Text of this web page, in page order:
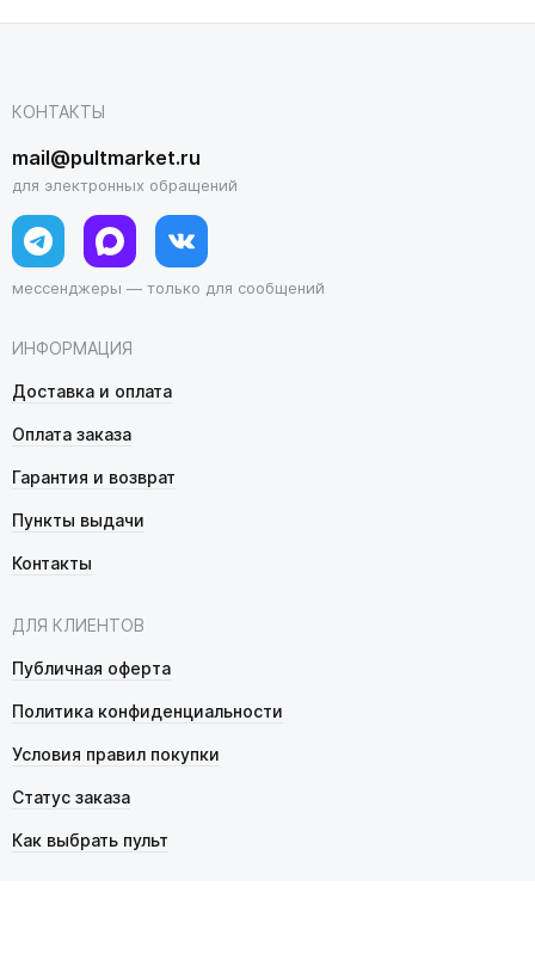
ИНФОРМАЦИЯ
Доставка и оплата
Оплата заказа
Гарантия и возврат
Пункты выдачи
Контакты
ДЛЯ КЛИЕНТОВ
Публичная оферта
Политика конфиденциальности
Условия правил покупки
Статус заказа
Как выбрать пульт
КОНТАКТЫ
mail@pultmarket.ru
для электронных обращений
мессенджеры — только для сообщений